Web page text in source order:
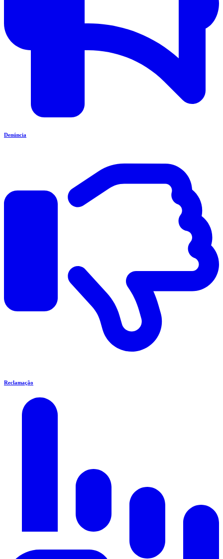
Denúncia
Reclamação